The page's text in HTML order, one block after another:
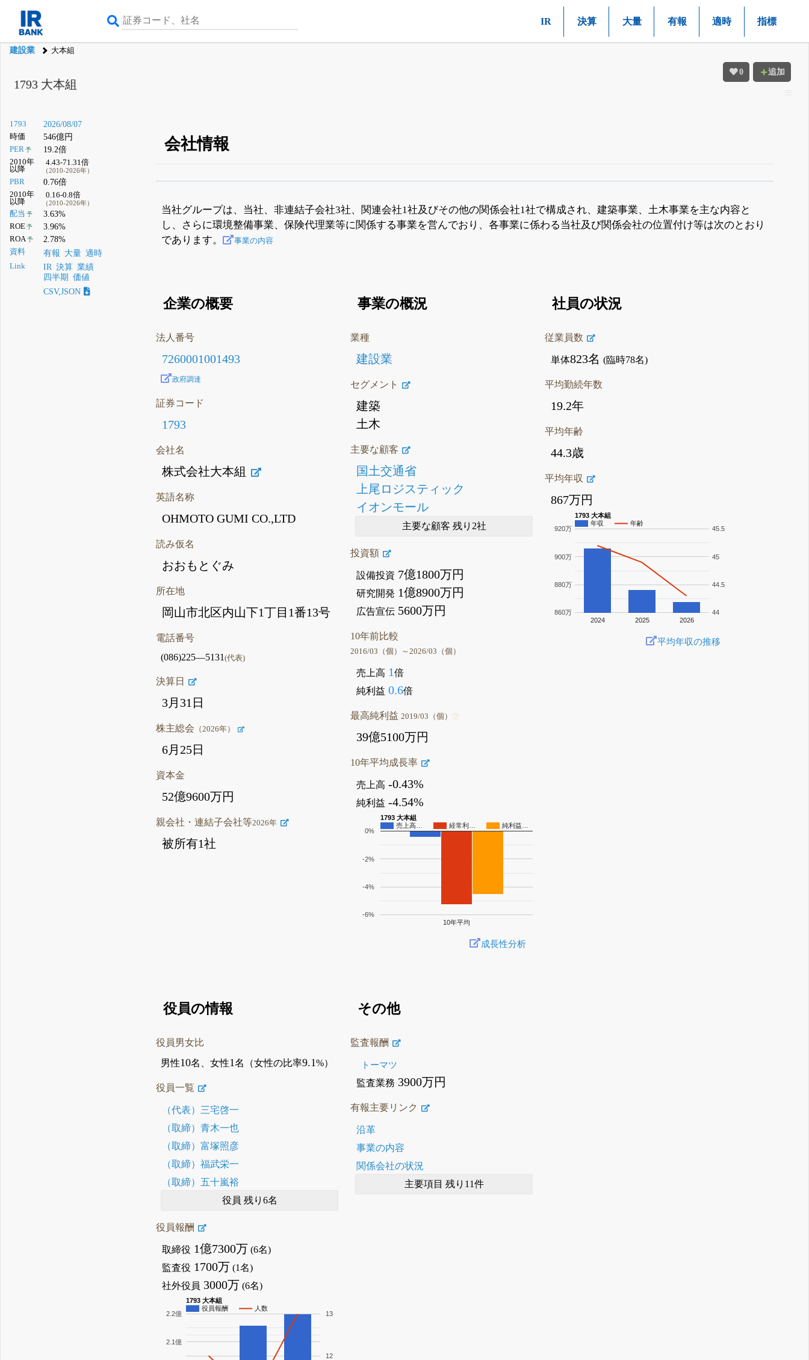
IR 決算 大量 有報 適時 指標
建設業 大本組
0 追加
1793 大本組
1793 2026/08/07
時価 546億円
PER予 19.2倍
2010年
以降
4.43-71.31倍
（2010-2026年）
PBR 0.76倍
2010年
以降
0.16-0.8倍
（2010-2026年）
配当 予 3.63%
ROE予 3.96%
ROA予 2.78%
資料 有報 大量 適時
Link IR 決算 業績
四半期
価値
CSV,JSON
会社情報
無料でβ版をはじめる
登録すると永久30%OFFと米株版の先行利用も付きます
当社グループは、当社、非連結子会社3社、関連会社1社及びその他の関係会社1社で構成され、建築事業、土木事業を主な内容と
し、さらに環境整備事業、保険代理業等に関係する事業を営んでおり、各事業に係わる当社及び関係会社の位置付け等は次のとおり
であります。
事業の内容
企業の概要
法人番号
7260001001493
政府調達
証券コード
1793
会社名
株式会社大本組
英語名称
OHMOTO GUMI CO.,LTD
読み仮名
おおもとぐみ
所在地
岡山市北区内山下1丁目1番13号
電話番号
(086)225―5131(代表)
決算日
3月31日
株主総会 （2026年）
6月25日
資本金
52億9600万円
親会社・連結子会社等2026年
被所有1社
事業の概況
業種
建設業
セグメント
建築
土木
主要な顧客
国土交通省
上尾ロジスティック
イオンモール
主要な顧客 残り2社
投資額
設備投資 7億1800万円
研究開発 1億8900万円
広告宣伝 5600万円
10年前比較
2016/03（個）～2026/03（個）
売上高 1倍
純利益 0.6倍
最高純利益2019/03（個）
39億5100万円
10年平均成長率
売上高 -0.43%
純利益 -4.54%
1793 大本組
売上高…
経常利… 純利益…
10年平均
-6%
-4%
-2%
0%
成長性分析
社員の状況
従業員数
単体823名(臨時78名)
平均勤続年数
19.2年
平均年齢
44.3歳
平均年収
867万円
1793 大本組
年収
年齢
2024 2025 2026
860万
880万
900万
920万
44
44.5
45
45.5
平均年収の推移
役員の情報
役員男女比
男性10名、女性1名（女性の比率9.1%）
役員一覧
（代表）三宅啓一
（取締）青木一也
（取締）富塚照彦
（取締）福武栄一
（取締）五十嵐裕
役員 残り6名
役員報酬
取締役 1億7300万 (6名)
監査役 1700万 (1名)
社外役員 3000万 (6名)
1793 大本組
役員報酬
人数
2.1億
2.2億
12
13
その他
監査報酬
トーマツ
監査業務 3900万円
有報主要リンク
沿革
事業の内容
関係会社の状況
主要項目 残り11件